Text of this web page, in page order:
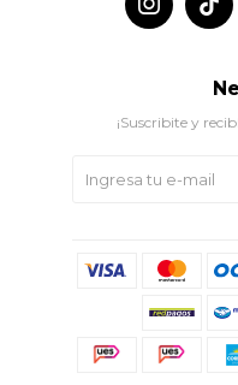

¡Suscribite y